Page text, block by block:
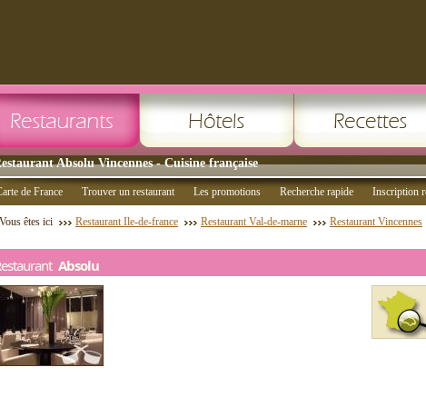
Absolu Vincennes - Cuisine française
de France Trouver un restaurant Les promotions Recherche rapide Inscription
Vous êtes ici Restaurant Ile-de-france Restaurant Val-de-marne Restaurant Vincennes
Absolu